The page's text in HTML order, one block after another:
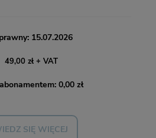
15.07.2026
49,00 zł + VAT
0,00 zł
SIĘ WIĘCEJ